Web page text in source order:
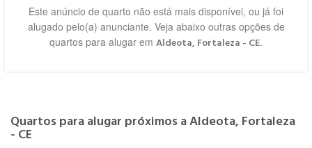
Este anúncio de quarto não está mais disponível, ou já foi
alugado pelo(a) anunciante. Veja abaixo outras opções de
quartos para alugar em Aldeota, Fortaleza - CE.
Quartos para alugar próximos a Aldeota, Fortaleza
- CE